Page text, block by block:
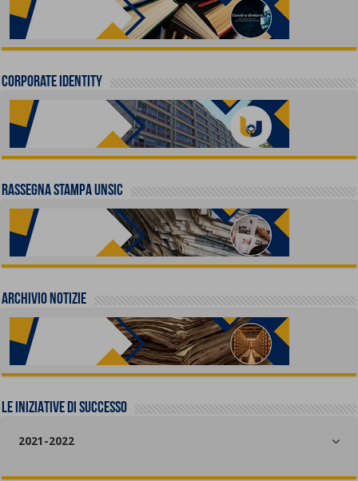
Corporate identity
Rassegna stampa UNSIC
Archivio Notizie
LE INIZIATIVE DI SUCCESSO
2021-2022